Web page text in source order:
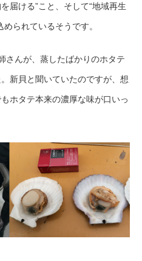
届ける”こと、そして“地域再生
られているそうです。
さんが、蒸したばかりのホタテ
新貝と聞いていたのですが、想
ホタテ本来の濃厚な味が口いっ